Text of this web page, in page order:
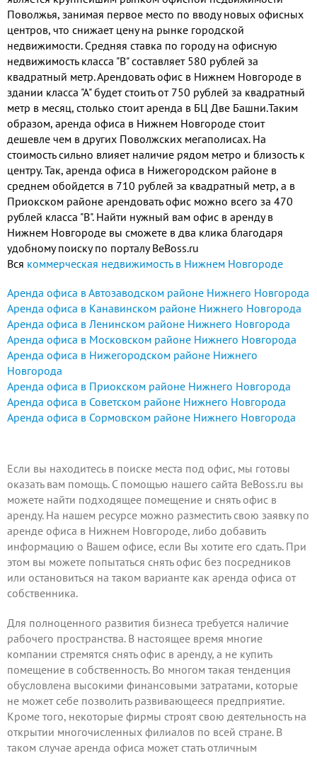
много окон – очень светлое.
Высота потолка 2,85 м. Сделаны
два отдельных с/у...
Поволжья, занимая первое место по вводу новых офисных
центров, что снижает цену на рынке городской
недвижимости. Средняя ставка по городу на офисную
недвижимость класса "B" составляет 580 рублей за
квадратный метр. Арендовать офис в Нижнем Новгороде в
здании класса "А" будет стоить от 750 рублей за квадратный
метр в месяц, столько стоит аренда в БЦ Две Башни.Таким
образом, аренда офиса в Нижнем Новгороде стоит
дешевле чем в других Поволжских мегаполисах. На
стоимость сильно влияет наличие рядом метро и близость к
центру. Так, аренда офиса в Нижегородском районе в
среднем обойдется в 710 рублей за квадратный метр, а в
Приокском районе арендовать офис можно всего за 470
рублей класса "В". Найти нужный вам офис в аренду в
Нижнем Новгороде вы сможете в два клика благодаря
удобному поиску по порталу BeBoss.ru
Вся коммерческая недвижимость в Нижнем Новгороде
Аренда офиса в Автозаводском районе Нижнего Новгорода
Аренда офиса в Канавинском районе Нижнего Новгорода
Аренда офиса в Ленинском районе Нижнего Новгорода
Аренда офиса в Московском районе Нижнего Новгорода
Аренда офиса в Нижегородском районе Нижнего
Новгорода
Аренда офиса в Приокском районе Нижнего Новгорода
Аренда офиса в Советском районе Нижнего Новгорода
Аренда офиса в Сормовском районе Нижнего Новгорода
Если вы находитесь в поиске места под офис, мы готовы
оказать вам помощь. С помощью нашего сайта BeBoss.ru вы
можете найти подходящее помещение и снять офис в
аренду. На нашем ресурсе можно разместить свою заявку по
аренде офиса в Нижнем Новгороде, либо добавить
информацию о Вашем офисе, если Вы хотите его сдать. При
этом вы можете попытаться снять офис без посредников
или остановиться на таком варианте как аренда офиса от
собственника.
Для полноценного развития бизнеса требуется наличие
рабочего пространства. В настоящее время многие
компании стремятся снять офис в аренду, а не купить
помещение в собственность. Во многом такая тенденция
обусловлена высокими финансовыми затратами, которые
не может себе позволить развивающееся предприятие.
Кроме того, некоторые фирмы строят свою деятельность на
открытии многочисленных филиалов по всей стране. В
таком случае аренда офиса может стать отличным